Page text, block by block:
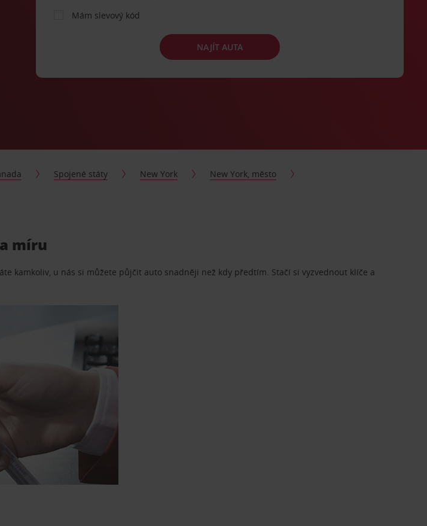
Mám slevový kód
NAJÍT AUTA
Spojené státy New York
New York, město
míru
kamkoliv, u nás si můžete půjčit auto snadněji než kdy předtím. Stačí si vyzvednout klíče a